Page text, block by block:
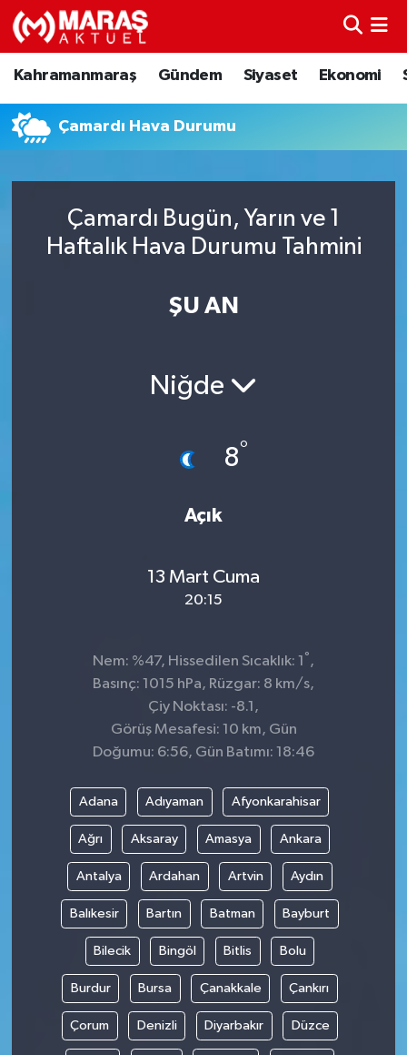
Kahramanmaraş Gündem Siyaset Ekonomi
Çamardı Hava Durumu
Çamardı Bugün, Yarın ve 1
Haftalık Hava Durumu Tahmini
ŞU AN
Niğde
8°
Açık
13 Mart Cuma
20:15
Nem: %47, Hissedilen Sıcaklık: 1 ° ,
Basınç: 1015 hPa, Rüzgar: 8 km/s,
Çiy Noktası: -8.1,
Görüş Mesafesi: 10 km, Gün
Doğumu: 6:56, Gün Batımı: 18:46
Adana Adıyaman Afyonkarahisar
Ağrı Aksaray Amasya Ankara
Antalya Ardahan Artvin Aydın
Balıkesir Bartın Batman Bayburt
Bilecik Bingöl Bitlis Bolu
Burdur Bursa Çanakkale Çankırı
Çorum Denizli Diyarbakır Düzce
Kahramanmaraş
Ekonomi
Spor
Nöbetçi Eczaneler
Trafik Durumu
TFF 3.Lig 4.Grup Puan Durumu ve Fikstür